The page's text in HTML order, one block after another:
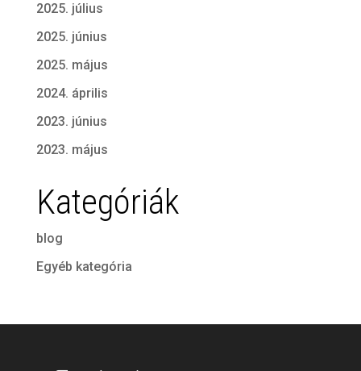
2025. július
2025. június
2025. május
2024. április
2023. június
2023. május
Kategóriák
blog
Egyéb kategória